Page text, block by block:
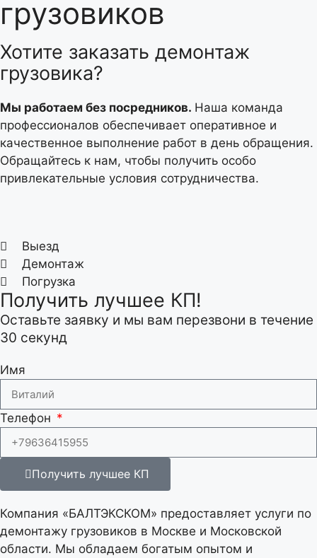
грузовиков
Хотите заказать демонтаж
грузовика?
Мы работаем без посредников. Наша команда
профессионалов обеспечивает оперативное и
качественное выполнение работ в день обращения.
Обращайтесь к нам, чтобы получить особо
привлекательные условия сотрудничества.
Выезд
Демонтаж
Погрузка
Получить лучшее КП!
Оставьте заявку и мы вам перезвони в течение
30 секунд
Имя
Телефон
Получить лучшее КП
Компания «БАЛТЭКСКОМ» предоставляет услуги по
демонтажу грузовиков в Москве и Московской
области. Мы обладаем богатым опытом и